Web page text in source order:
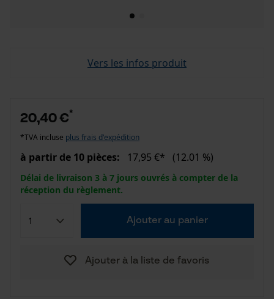
Vers les infos produit
20,40 €*
*TVA incluse plus frais d'expédition
à partir de 10 pièces: 17,95 €* (12.01 %)
Délai de livraison 3 à 7 jours ouvrés à compter de la
réception du règlement.
Ajouter au panier
Ajouter à la liste de favoris